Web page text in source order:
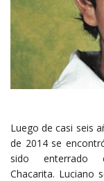
Luego de casi seis
de 2014 se
sido
Chacarita. Luciano